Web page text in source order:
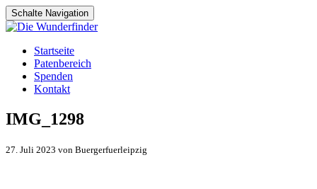
Schalte Navigation
Zum
Inhalt
springen
Startseite
Patenbereich
Spenden
Kontakt
IMG_1298
27. Juli 2023 von Buergerfuerleipzig